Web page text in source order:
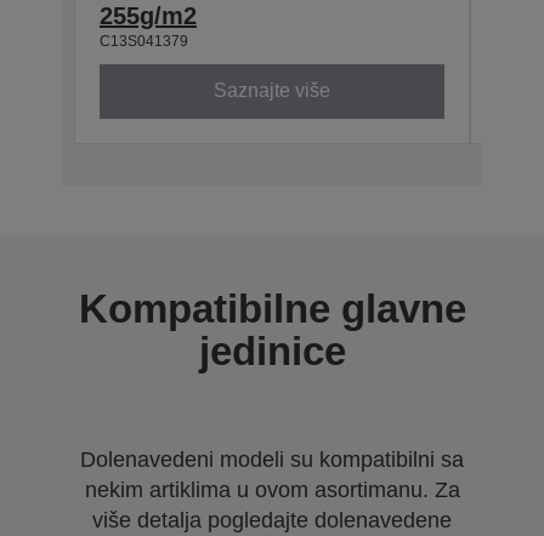
255g/m2
C13S041379
Saznajte više
Kompatibilne glavne
jedinice
Dolenavedeni modeli su kompatibilni sa
nekim artiklima u ovom asortimanu. Za
više detalja pogledajte dolenavedene